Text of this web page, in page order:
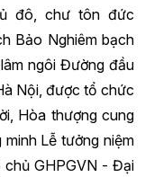
đô, chư tôn đức
Bảo Nghiêm bạch
ngôi Đường đầu
Nội, được tổ chức
Hòa thượng cung
Lễ tưởng niệm
GHPGVN - Đại